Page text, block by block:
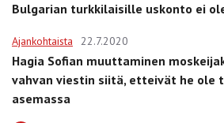
Bulgarian turkkilaisille uskonto ei
Ajankohtaista 22.7.2020
Hagia Sofian muuttaminen
vahvan viestin siitä, etteivät he ole
asemassa